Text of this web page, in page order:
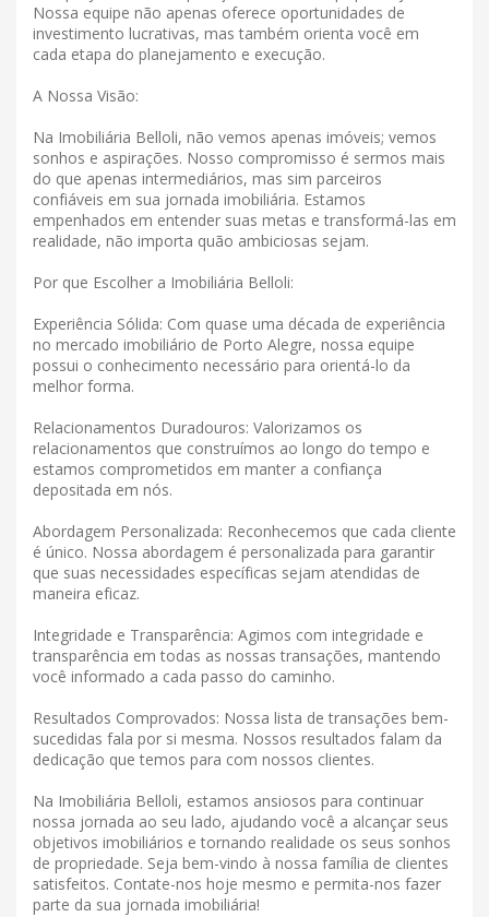
Nossa equipe não apenas oferece oportunidades de
investimento lucrativas, mas também orienta você em
cada etapa do planejamento e execução.
A Nossa Visão:
Na Imobiliária Belloli, não vemos apenas imóveis; vemos
sonhos e aspirações. Nosso compromisso é sermos mais
do que apenas intermediários, mas sim parceiros
confiáveis ​​em sua jornada imobiliária. Estamos
empenhados em entender suas metas e transformá-las em
realidade, não importa quão ambiciosas sejam.
Por que Escolher a Imobiliária Belloli:
Experiência Sólida: Com quase uma década de experiência
no mercado imobiliário de Porto Alegre, nossa equipe
possui o conhecimento necessário para orientá-lo da
melhor forma.
Relacionamentos Duradouros: Valorizamos os
relacionamentos que construímos ao longo do tempo e
estamos comprometidos em manter a confiança
depositada em nós.
Abordagem Personalizada: Reconhecemos que cada cliente
é único. Nossa abordagem é personalizada para garantir
que suas necessidades específicas sejam atendidas de
maneira eficaz.
Integridade e Transparência: Agimos com integridade e
transparência em todas as nossas transações, mantendo
você informado a cada passo do caminho.
Resultados Comprovados: Nossa lista de transações bem-
sucedidas fala por si mesma. Nossos resultados falam da
dedicação que temos para com nossos clientes.
Na Imobiliária Belloli, estamos ansiosos para continuar
nossa jornada ao seu lado, ajudando você a alcançar seus
objetivos imobiliários e tornando realidade os seus sonhos
de propriedade. Seja bem-vindo à nossa família de clientes
satisfeitos. Contate-nos hoje mesmo e permita-nos fazer
parte da sua jornada imobiliária!